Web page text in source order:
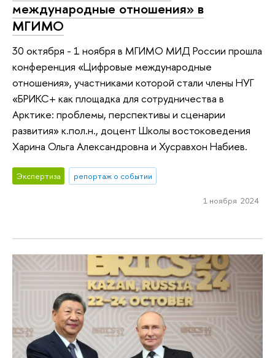
международные отношения» в
МГИМО
30 октября - 1 ноября в МГИМО МИД России прошла
конференция «Цифровые международные
отношения», участниками которой стали члены НУГ
«БРИКС+ как площадка для сотрудничества в
Арктике: проблемы, перспективы и сценарии
развития» к.пол.н., доцент Школы востоковедения
Харина Ольга Александровна и Хусравхон Набиев.
Экспертиза репортаж о событии
1 ноября 2024